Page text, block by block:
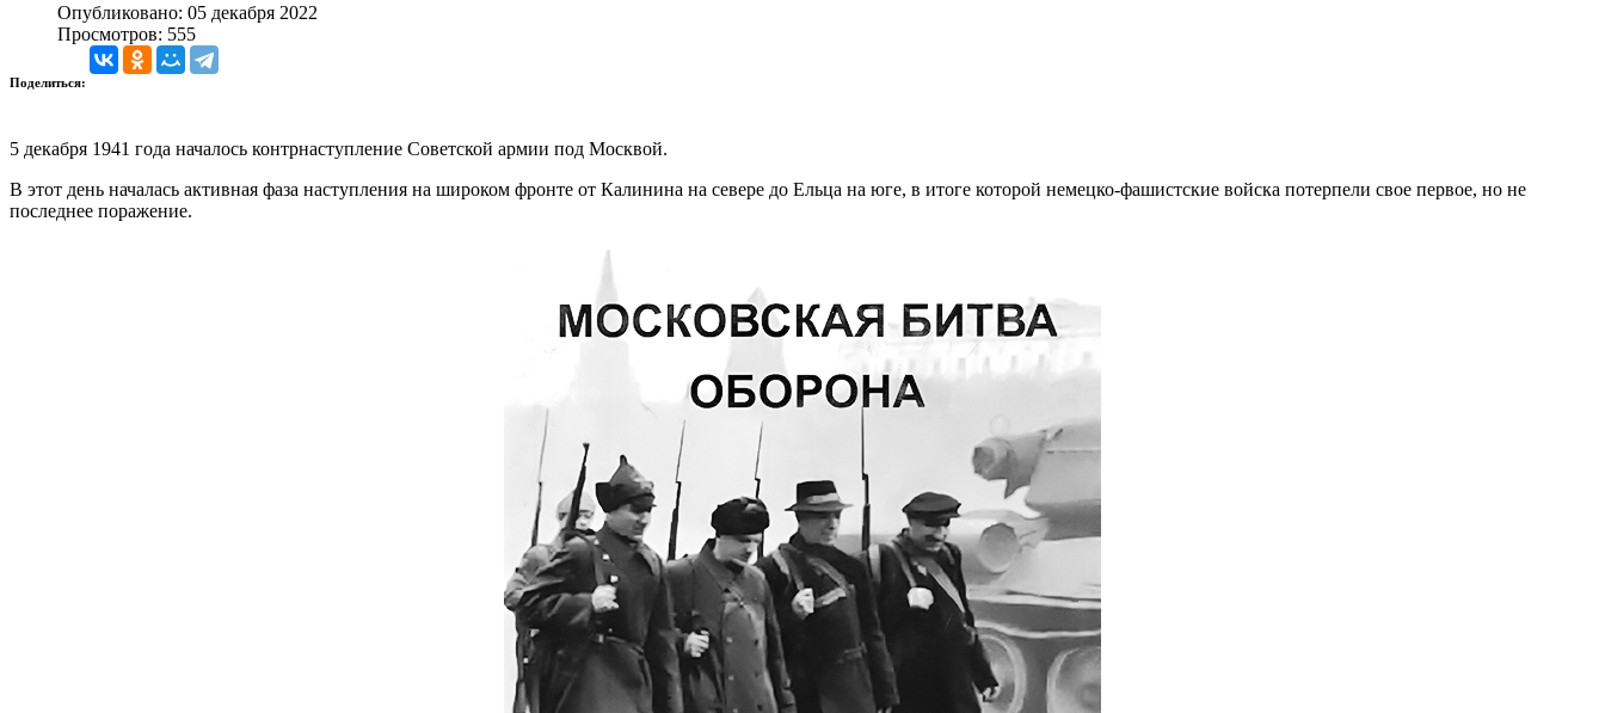
Опубликовано: 05 декабря 2022
Просмотров: 555
Поделиться:
5 декабря 1941 года началось контрнаступление Советской армии под Москвой.
В этот день началась активная фаза наступления на широком фронте от Калинина на севере до Ельца на юге, в итоге которой немецко-фашистские войска потерпели свое первое, но не
последнее поражение.